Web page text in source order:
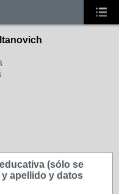
(sólo se
apellido y datos